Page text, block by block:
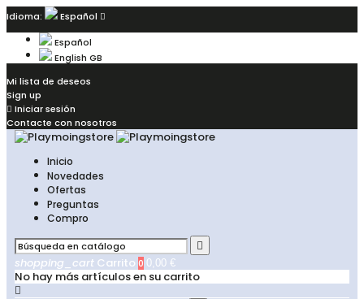
Idioma: Español 
Español
English GB
Mi lista de deseos
Sign up
 Iniciar sesión
Contacte con nosotros
Inicio
Novedades
Ofertas
Preguntas
Compro

shopping_cart Carrito 0 0,00 €
No hay más artículos en su carrito
